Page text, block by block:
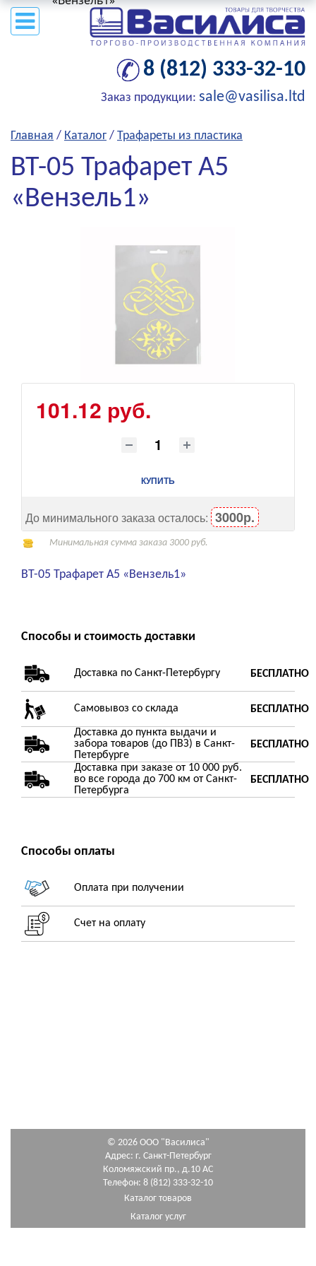
8 (812) 333-32-10
Заказ продукции: sale@vasilisa.ltd
Главная / Каталог / Трафареты из пластика
ВТ-05 Трафарет А5
«Вензель1»
101.12 руб.
КУПИТЬ
До минимального заказа осталось: 3000р.
Минимальная сумма заказа 3000 руб.
ВТ-05 Трафарет А5 «Вензель1»
Способы и стоимость доставки
Доставка по Санкт-Петербургу БЕСПЛАТНО
Самовывоз со склада БЕСПЛАТНО
Доставка до пункта выдачи и
забора товаров (до ПВЗ) в Санкт-
Петербурге
БЕСПЛАТНО
Доставка при заказе от 10 000 руб.
во все города до 700 км от Санкт-
Петербурга
БЕСПЛАТНО
Способы оплаты
Оплата при получении
Счет на оплату
© 2026 ООО "Василиса"
Адрес: г. Санкт-Петербург
Коломяжский пр., д.10 АС
Телефон: 8 (812) 333-32-10
Каталог товаров
Каталог услуг